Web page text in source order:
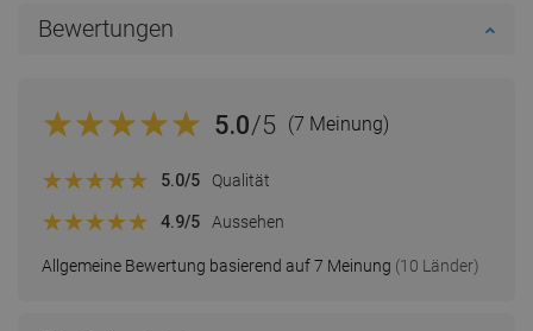
Bewertungen
5.0/5 (7 Meinung)
Allgemeine Bewertung basierend auf 7 Meinung (10 Länder)
5.0/5 Qualität
4.9/5 Aussehen